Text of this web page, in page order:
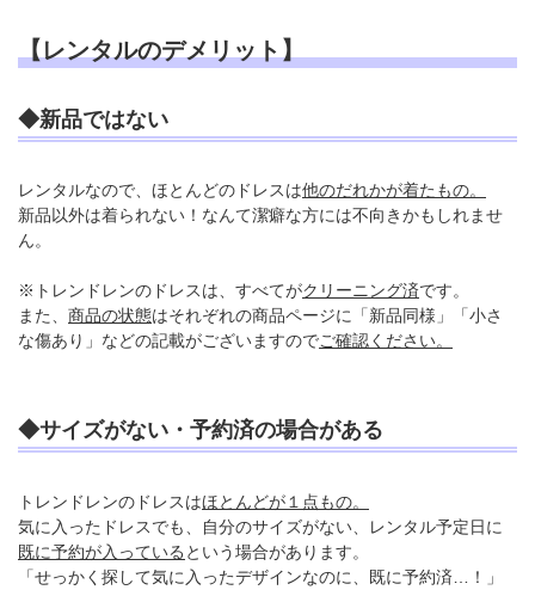
【レンタルのデメリット】
◆新品ではない
レンタルなので、ほとんどのドレスは他のだれかが着たもの。
新品以外は着られない！なんて潔癖な方には不向きかもしれませ
ん。
※トレンドレンのドレスは、すべてがクリーニング済です。
また、 商品の状態はそれぞれの商品ページに「新品同様」「小さ
な傷あり」などの記載がございますのでご確認ください。
◆サイズがない・予約済の場合がある
トレンドレンのドレスはほとんどが１点もの。
気に入ったドレスでも、自分のサイズがない、レンタル予定日に
既に予約が入っている という場合があります。
「せっかく探して気に入ったデザインなのに、既に予約済…！」